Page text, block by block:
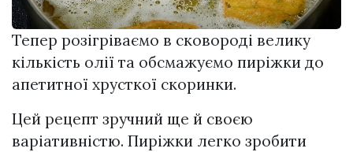
Тепер розігріваємо в сковороді велику
кількість олії та обсмажуємо пиріжки до
апетитної хрусткої скоринки.
Цей рецепт зручний ще й своєю
варіативністю. Пиріжки легко зробити